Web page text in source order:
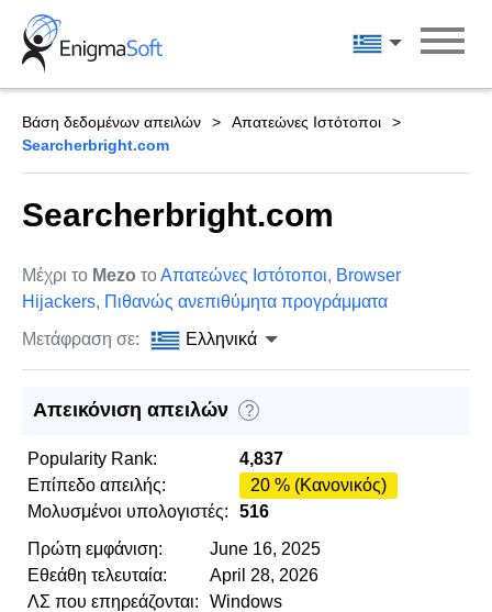
Skip
content
Ελληνικά
Βάση δεδομένων απειλών
Απατεώνες Ιστότοποι
Searcherbright.com
Searcherbright.com
Μέχρι το Mezo τοΑπατεώνες Ιστότοποι, Browser
Hijackers, Πιθανώς ανεπιθύμητα προγράμματα
Μετάφραση σε:
Ελληνικά
Απεικόνιση απειλών ?
Popularity Rank:
4,837
Επίπεδο απειλής:
20 % (Κανονικός)
Μολυσμένοι υπολογιστές:
516
Πρώτη εμφάνιση:
June 16, 2025
Εθεάθη τελευταία:
April 28, 2026
ΛΣ που επηρεάζονται:
Windows